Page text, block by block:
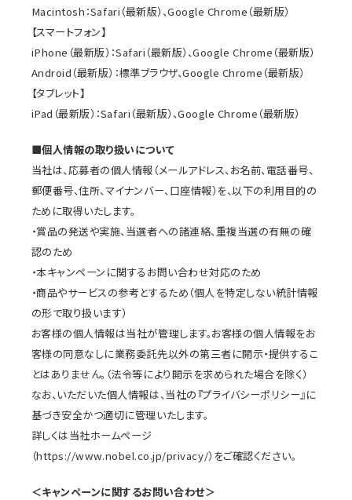
Macintosh：Safari（最新版）、Google Chrome（最新版）
【スマートフォン】
iPhone（最新版）：Safari（最新版）、Google Chrome（最新版）
Android（最新版）：標準ブラウザ、Google Chrome（最新版）
【タブレット】
iPad（最新版）：Safari（最新版）、Google Chrome（最新版）
■個人情報の取り扱いについて
当社は、応募者の個人情報（メールアドレス、お名前、電話番号、
郵便番号、住所、マイナンバー、口座情報）を、以下の利用目的の
ために取得いたします。
・賞品の発送や実施、当選者への諸連絡、重複当選の有無の確
認のため
・本キャンペーンに関するお問い合わせ対応のため
・商品やサービスの参考とするため（個人を特定しない統計情報
の形で取り扱います）
お客様の個人情報は当社が管理します。お客様の個人情報をお
客様の同意なしに業務委託先以外の第三者に開示・提供するこ
とはありません。（法令等により開示を求められた場合を除く）
なお、いただいた個人情報は、当社の『プライバシーポリシー』に
基づき安全かつ適切に管理いたします。
詳しくは当社ホームページ
（https://www.nobel.co.jp/privacy/）をご確認ください。
＜キャンペーンに関するお問い合わせ＞